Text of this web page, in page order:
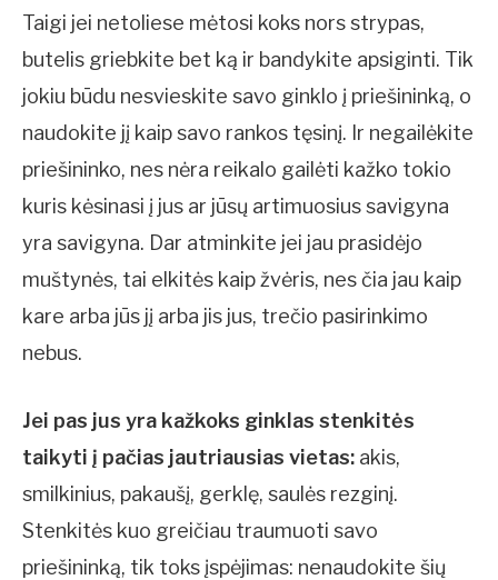
Taigi jei netoliese mėtosi koks nors strypas,
butelis griebkite bet ką ir bandykite apsiginti. Tik
jokiu būdu nesvieskite savo ginklo į priešininką, o
naudokite jį kaip savo rankos tęsinį. Ir negailėkite
priešininko, nes nėra reikalo gailėti kažko tokio
kuris kėsinasi į jus ar jūsų artimuosius savigyna
yra savigyna. Dar atminkite jei jau prasidėjo
muštynės, tai elkitės kaip žvėris, nes čia jau kaip
kare arba jūs jį arba jis jus, trečio pasirinkimo
nebus.
Jei pas jus yra kažkoks ginklas stenkitės
taikyti į pačias jautriausias vietas: akis,
smilkinius, pakaušį, gerklę, saulės rezginį.
Stenkitės kuo greičiau traumuoti savo
priešininką, tik toks įspėjimas: nenaudokite šių